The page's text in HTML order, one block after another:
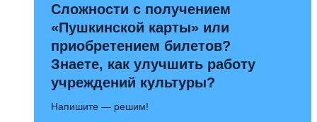
Сложности с получением
«Пушкинской карты» или
приобретением билетов?
Знаете, как улучшить работу
учреждений культуры?
Напишите — решим!